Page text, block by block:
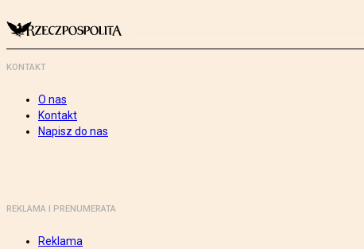
KONTAKT
O nas
Kontakt
Napisz do nas
REKLAMA I PRENUMERATA
Reklama